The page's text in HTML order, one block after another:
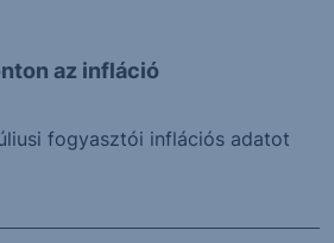
az infláció
fogyasztói inflációs adatot